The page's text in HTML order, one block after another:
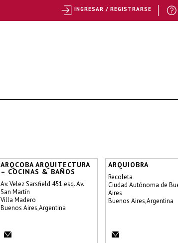
ARQCOBA ARQUITECTURA
– COCINAS & BAÑOS
Av. Velez Sarsfield 451 esq. Av.
San Martín
Villa Madero
Buenos Aires,Argentina
ARQUIOBRA
Recoleta
Ciudad Autónoma de
Aires
Buenos Aires,Argentina
INGRESAR / REGISTRARSE